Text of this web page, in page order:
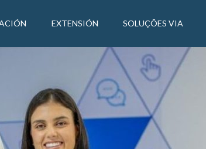
EXTENSIÓN SOLUÇÕES VIA